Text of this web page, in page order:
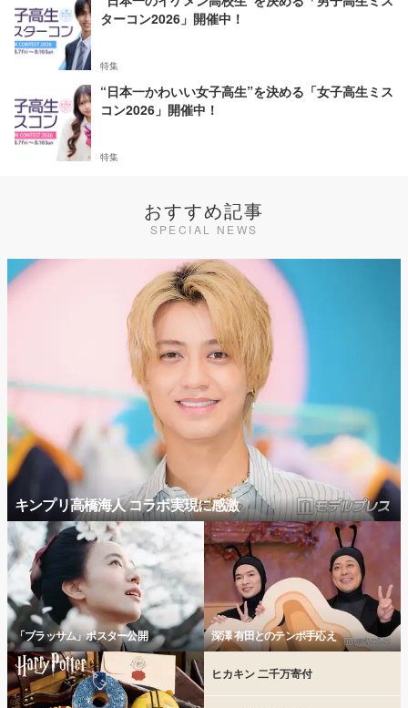
ターコン2026」開催中！
特集
“日本一かわいい女子高生”を決める「女子高生ミス
コン2026」開催中！
特集
おすすめ記事
SPECIAL NEWS
キンプリ高橋海人 コラボ実現に感激
「ブラッサム」ポスター公開 深澤 有田とのテンポ手応え
ヒカキン 二千万寄付